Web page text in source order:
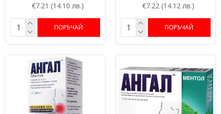
€7.21 (14.10 лв.)
ПОРЪЧАЙ
€7.22 (14.12 лв.)
ПОРЪЧАЙ